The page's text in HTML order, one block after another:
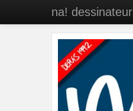
na! dessinateur